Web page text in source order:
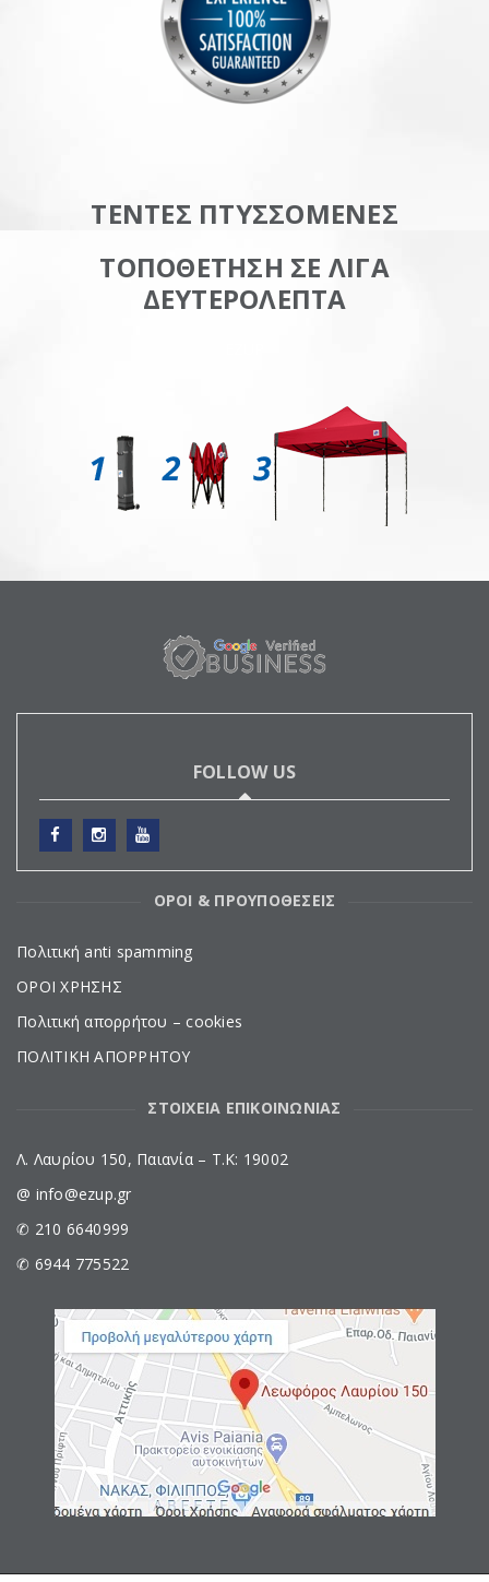
ΤΕΝΤΕΣ ΠΤΥΣΣΟΜΕΝΕΣ
ΤΟΠΟΘΕΤΗΣΗ ΣΕ ΛΙΓΑ
ΔΕΥΤΕΡΟΛΕΠΤΑ
FOLLOW US
ΟΡΟΙ & ΠΡΟΥΠΟΘΕΣΕΙΣ
Πολιτική anti spamming
ΟΡΟΙ ΧΡΗΣΗΣ
Πολιτική απορρήτου – cookies
ΠΟΛΙΤΙΚΗ ΑΠΟΡΡΗΤΟΥ
ΣΤΟΙΧΕΙΑ ΕΠΙΚΟΙΝΩΝΙΑΣ
Λ. Λαυρίου 150, Παιανία – Τ.Κ: 19002
@ info@ezup.gr
✆ 210 6640999
✆ 6944 775522